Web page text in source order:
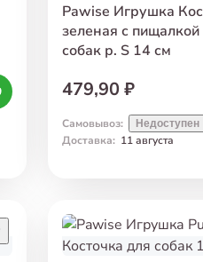
Pawise Игрушка
зеленая с
собак р. S 14 см
479,90 ₽
Самовывоз: Недоступен
Доставка: 11 августа